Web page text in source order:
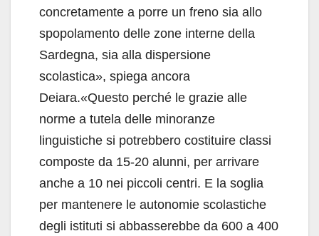
concretamente a porre un freno sia allo
spopolamento delle zone interne della
Sardegna, sia alla dispersione
scolastica», spiega ancora
Deiara.«Questo perché le grazie alle
norme a tutela delle minoranze
linguistiche si potrebbero costituire classi
composte da 15-20 alunni, per arrivare
anche a 10 nei piccoli centri. E la soglia
per mantenere le autonomie scolastiche
degli istituti si abbasserebbe da 600 a 400